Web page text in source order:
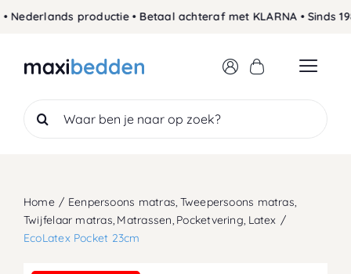
productie • Betaal achteraf met KLARNA • Sinds
Search
for:
Home Eenpersoons matras Tweepersoons matras
Twijfelaar matras Matrassen Pocketvering Latex
EcoLatex Pocket 23cm